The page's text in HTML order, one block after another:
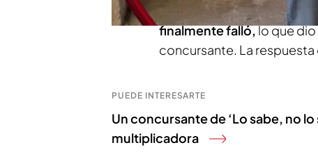
gastar tanto dinero en
finalmente falló,lo que dio
concursante. La respuesta
PUEDE INTERESARTE
Un concursante de ‘Lo sabe, no
multiplicadora